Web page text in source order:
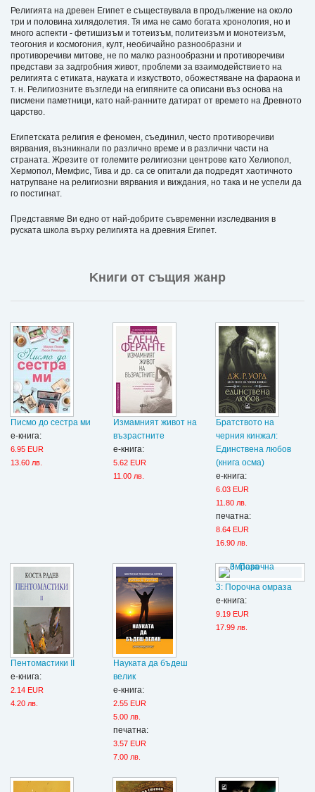
Религията на древен Египет е съществувала в продължение на около
три и половина хилядолетия. Тя има не само богата хронология, но и
много аспекти - фетишизъм и тотеизъм, политеизъм и монотеизъм,
теогония и космогония, култ, необичайно разнообразни и
противоречиви митове, не по малко разнообразни и противоречиви
представи за задгробния живот, проблеми за взаимодействието на
религията с етиката, науката и изкуството, обожестяване на фараона и
т. н. Религиозните възгледи на египяните са описани въз основа на
писмени паметници, като най-ранните датират от времето на Древното
царство.
Египетската религия е феномен, съединил, често противоречиви
вярвания, възникнали по различно време и в различни части на
страната. Жрезите от големите религиозни центрове като Хелиопол,
Хермопол, Мемфис, Тива и др. са се опитали да подредят хаотичното
натрупване на религиозни вярвания и виждания, но така и не успели да
го постигнат.
Представяме Ви едно от най-добрите съвременни изследвания в
руската школа върху религията на древния Египет.
Kниги от същия жанр
Писмо до сестра ми
е-книга:
6.95 EUR
13.60 лв.
Измамният живот на
възрастните
е-книга:
5.62 EUR
11.00 лв.
Братството на
черния кинжал:
Единствена любов
(книга осма)
е-книга:
6.03 EUR
11.80 лв.
печатна:
8.64 EUR
16.90 лв.
Пентомастики II
е-книга:
2.14 EUR
4.20 лв.
Науката да бъдеш
велик
е-книга:
2.55 EUR
5.00 лв.
печатна:
3.57 EUR
7.00 лв.
3: Порочна омраза
е-книга:
9.19 EUR
17.99 лв.